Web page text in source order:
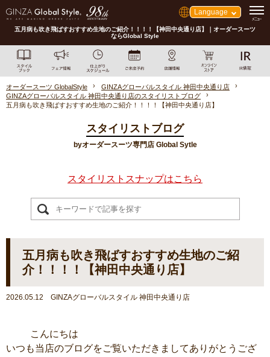
Language
五月病も吹き飛ばすおすすめ生地のご紹介！！！！【神田中央通り店】｜オーダースーツ
ならGlobal Style
オーダースーツ GlobalStyle
GINZAグローバルスタイル 神田中央通り店
GINZAグローバルスタイル 神田中央通り店のスタイリストブログ
五月病も吹き飛ばすおすすめ生地のご紹介！！！！【神田中央通り店】
スタイリストブログ
byオーダースーツ専門店 Global Sytle
スタイリストスナップはこちら
五月病も吹き飛ばすおすすめ生地のご紹
介！！！！【神田中央通り店】
2026.05.12 GINZAグローバルスタイル 神田中央通り店
こんにちは
いつも当店のブログをご覧いただきましてありがとうござ